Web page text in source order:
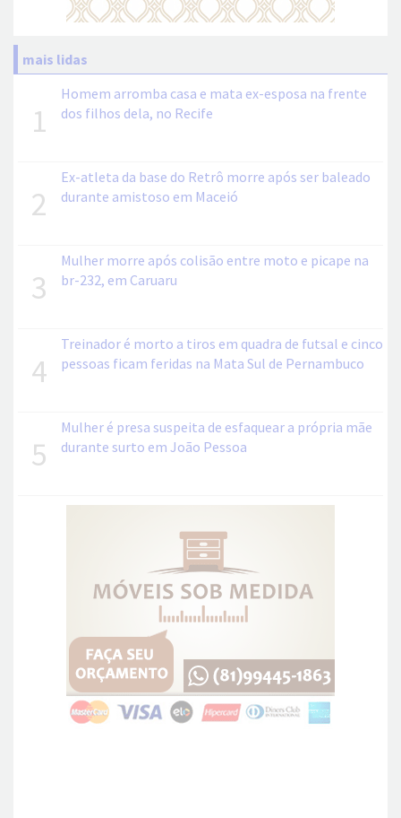
mais lidas
1
Homem arromba casa e mata ex-esposa na frente
dos filhos dela, no Recife
2
Ex-atleta da base do Retrô morre após ser baleado
durante amistoso em Maceió
3
Mulher morre após colisão entre moto e picape na
br-232, em Caruaru
4
Treinador é morto a tiros em quadra de futsal e cinco
pessoas ficam feridas na Mata Sul de Pernambuco
5
Mulher é presa suspeita de esfaquear a própria mãe
durante surto em João Pessoa